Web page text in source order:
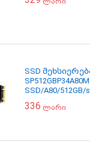
SSD
SSD/A80/512GB/
336 ლარი